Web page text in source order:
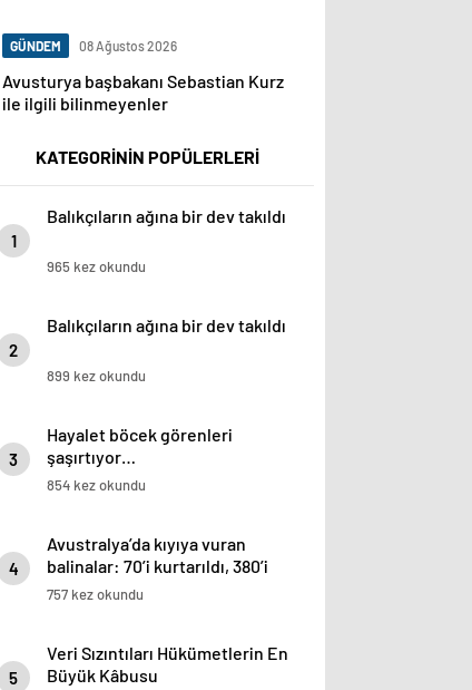
GÜNDEM 08 Ağustos 2026
Avusturya başbakanı Sebastian Kurz
ile ilgili bilinmeyenler
KATEGORİNİN POPÜLERLERİ
1
Balıkçıların ağına bir dev takıldı
965 kez okundu
2
Balıkçıların ağına bir dev takıldı
899 kez okundu
3
Hayalet böcek görenleri
şaşırtıyor…
854 kez okundu
4
Avustralya’da kıyıya vuran
balinalar: 70’i kurtarıldı, 380’i
öldü
757 kez okundu
5
Veri Sızıntıları Hükümetlerin En
Büyük Kâbusu